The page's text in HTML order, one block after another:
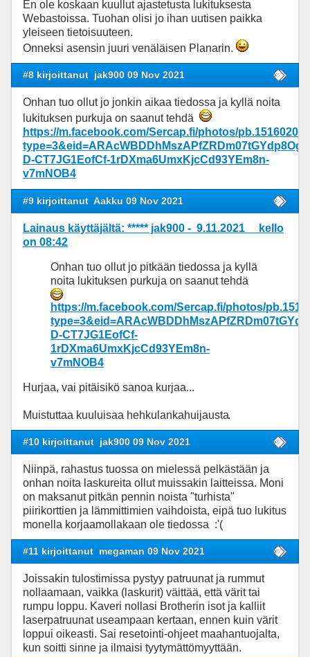
En ole koskaan kuullut ajastetusta lukituksesta
Webastoissa. Tuohan olisi jo ihan uutisen paikka
yleiseen tietoisuuteen.
Onneksi asensin juuri venäläisen Planarin.
#8 kirjoittanut jak900 09 Nov 2021
Onhan tuo ollut jo jonkin aikaa tiedossa ja kyllä noita
lukituksen purkuja on saanut tehdä
https://m.facebook.com/Sercap.fi/photos/
D-CT7JG1EofCf-1rDXma6UmxKjcCd93YEm8n-
v7mNOB4
#9 kirjoittanut Aakku 09 Nov 2021
Lainaus käyttäjältä: ***** jak900 - 9.11.2021 kello
on 08:42
Onhan tuo ollut jo pitkään tiedossa ja kyllä
noita lukituksen purkuja on saanut tehdä
https://m.facebook.com/Sercap.fi/photos/
D-CT7JG1EofCf-
1rDXma6UmxKjcCd93YEm8n-
v7mNOB4
Hurjaa, vai pitäisikö sanoa kurjaa...
Muistuttaa kuuluisaa hehkulankahuijausta.
#10 kirjoittanut jak900 09 Nov 2021
Niinpä, rahastus tuossa on mielessä pelkästään ja
onhan noita laskureita ollut muissakin laitteissa. Moni
on maksanut pitkän pennin noista "turhista"
piirikorttien ja lämmittimien vaihdoista, eipä tuo lukitus
monella korjaamollakaan ole tiedossa :'(
#11 kirjoittanut megaman 09 Nov 2021
Joissakin tulostimissa pystyy patruunat ja rummut
nollaamaan, vaikka (laskurit) väittää, että värit tai
rumpu loppu. Kaveri nollasi Brotherin isot ja kalliit
laserpatruunat useampaan kertaan, ennen kuin värit
loppui oikeasti. Sai resetointi-ohjeet maahantuojalta,
kun soitti sinne ja ilmaisi tyytymättömyyttään.